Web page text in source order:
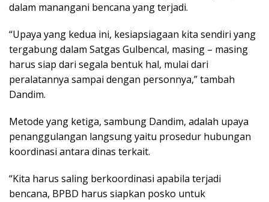
dalam manangani bencana yang terjadi.
“Upaya yang kedua ini, kesiapsiagaan kita sendiri yang
tergabung dalam Satgas Gulbencal, masing – masing
harus siap dari segala bentuk hal, mulai dari
peralatannya sampai dengan personnya,” tambah
Dandim.
Metode yang ketiga, sambung Dandim, adalah upaya
penanggulangan langsung yaitu prosedur hubungan
koordinasi antara dinas terkait.
“Kita harus saling berkoordinasi apabila terjadi
bencana, BPBD harus siapkan posko untuk